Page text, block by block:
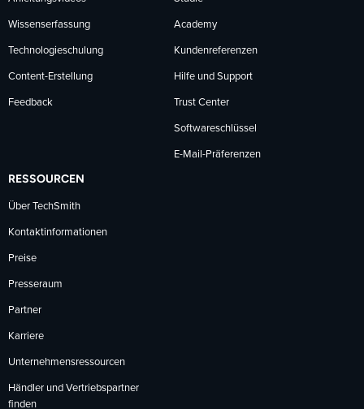
Wissenserfassung
Technologieschulung
Content-Erstellung
Feedback
Academy
Kundenreferenzen
Hilfe und Support
Trust Center
Softwareschlüssel
E-Mail-Präferenzen
RESSOURCEN
Über TechSmith
Kontaktinformationen
Preise
Presseraum
Partner
Karriere
Unternehmensressourcen
Händler und Vertriebspartner
finden